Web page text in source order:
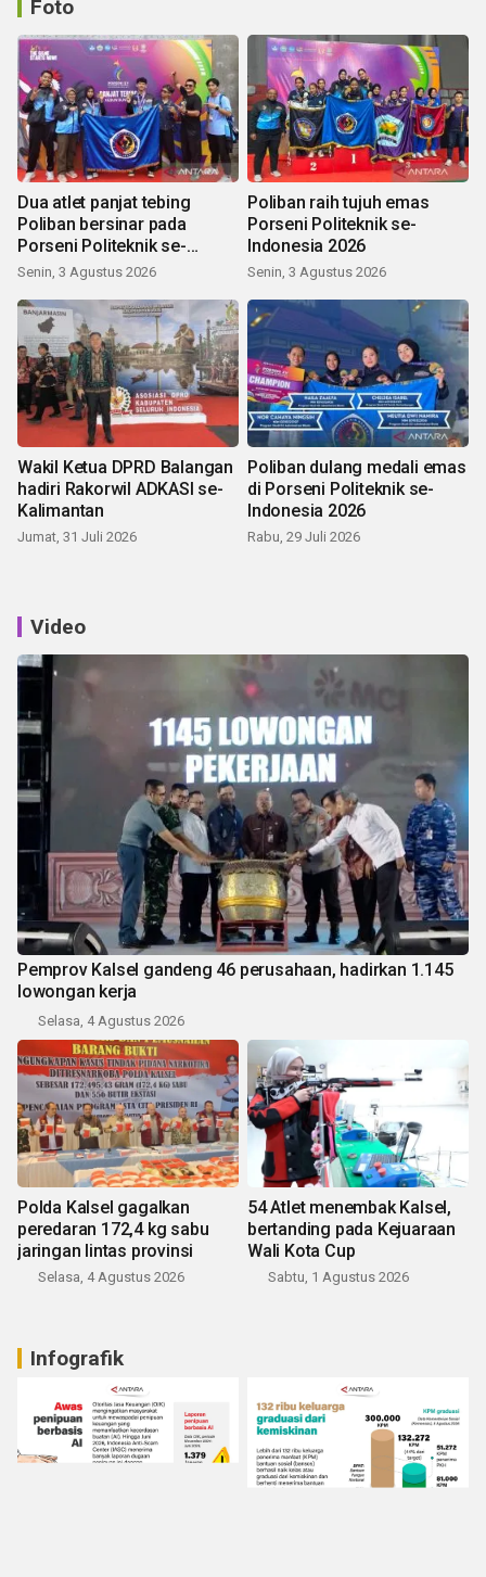
Foto
Dua atlet panjat tebing
Poliban bersinar pada
Porseni Politeknik se-
Indonesia 2026
Senin, 3 Agustus 2026
Poliban raih tujuh emas
Porseni Politeknik se-
Indonesia 2026
Senin, 3 Agustus 2026
Wakil Ketua DPRD Balangan
hadiri Rakorwil ADKASI se-
Kalimantan
Jumat, 31 Juli 2026
Poliban dulang medali emas
di Porseni Politeknik se-
Indonesia 2026
Rabu, 29 Juli 2026
Video
Pemprov Kalsel gandeng 46 perusahaan, hadirkan 1.145
lowongan kerja
Selasa, 4 Agustus 2026
Polda Kalsel gagalkan
peredaran 172,4 kg sabu
jaringan lintas provinsi
Selasa, 4 Agustus 2026
54 Atlet menembak Kalsel,
bertanding pada Kejuaraan
Wali Kota Cup
Sabtu, 1 Agustus 2026
Infografik